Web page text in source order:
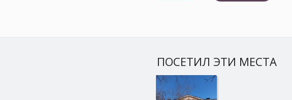
ПОСЕТИЛ ЭТИ МЕСТА